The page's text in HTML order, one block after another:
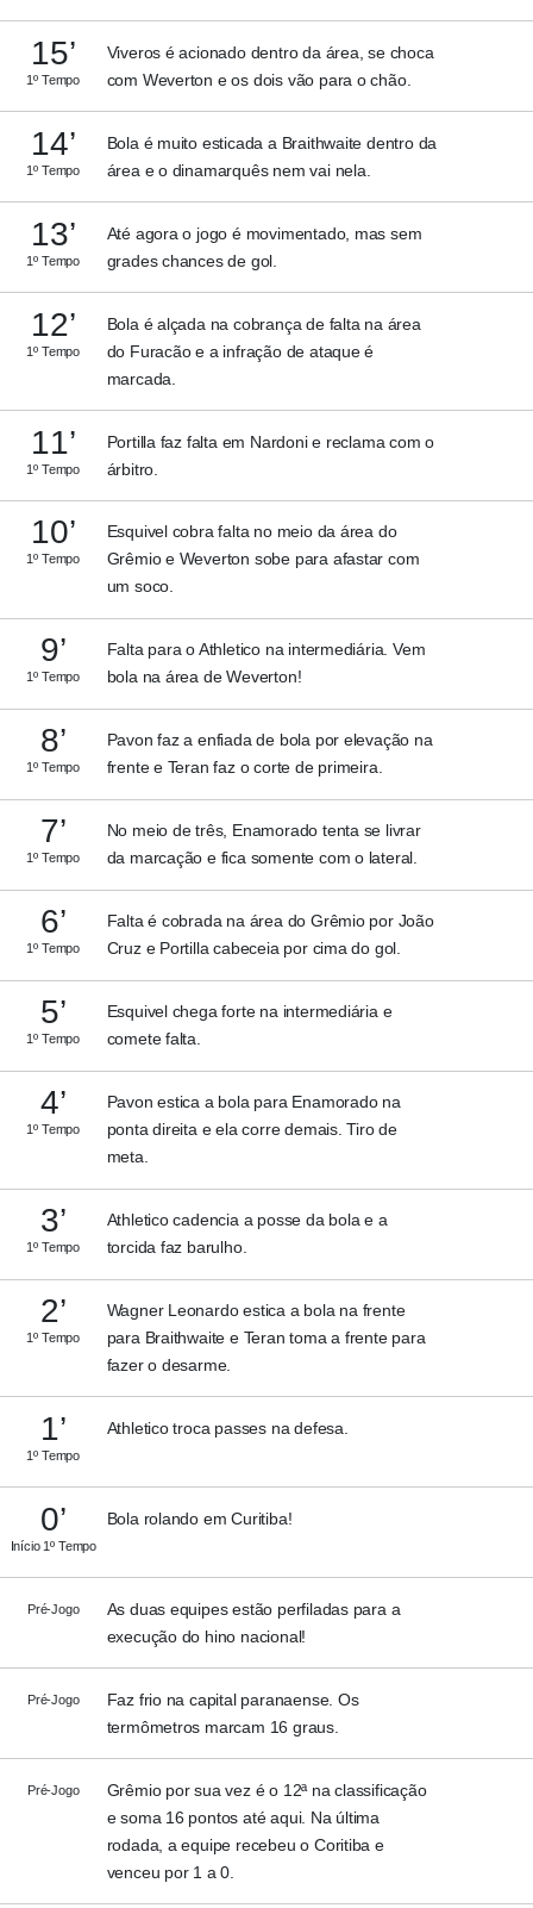
15’
1º Tempo
Viveros é acionado dentro da área, se choca
com Weverton e os dois vão para o chão.
14’
1º Tempo
Bola é muito esticada a Braithwaite dentro da
área e o dinamarquês nem vai nela.
13’
1º Tempo
Até agora o jogo é movimentado, mas sem
grades chances de gol.
12’
1º Tempo
Bola é alçada na cobrança de falta na área
do Furacão e a infração de ataque é
marcada.
11’
1º Tempo
Portilla faz falta em Nardoni e reclama com o
árbitro.
10’
1º Tempo
Esquivel cobra falta no meio da área do
Grêmio e Weverton sobe para afastar com
um soco.
9’
1º Tempo
Falta para o Athletico na intermediária. Vem
bola na área de Weverton!
8’
1º Tempo
Pavon faz a enfiada de bola por elevação na
frente e Teran faz o corte de primeira.
7’
1º Tempo
No meio de três, Enamorado tenta se livrar
da marcação e fica somente com o lateral.
6’
1º Tempo
Falta é cobrada na área do Grêmio por João
Cruz e Portilla cabeceia por cima do gol.
5’
1º Tempo
Esquivel chega forte na intermediária e
comete falta.
4’
1º Tempo
Pavon estica a bola para Enamorado na
ponta direita e ela corre demais. Tiro de
meta.
3’
1º Tempo
Athletico cadencia a posse da bola e a
torcida faz barulho.
2’
1º Tempo
Wagner Leonardo estica a bola na frente
para Braithwaite e Teran toma a frente para
fazer o desarme.
1’
1º Tempo
Athletico troca passes na defesa.
0’
Início 1º Tempo
Bola rolando em Curitiba!
Pré-Jogo
As duas equipes estão perfiladas para a
execução do hino nacional!
Pré-Jogo
Faz frio na capital paranaense. Os
termômetros marcam 16 graus.
Pré-Jogo
Grêmio por sua vez é o 12ª na classificação
e soma 16 pontos até aqui. Na última
rodada, a equipe recebeu o Coritiba e
venceu por 1 a 0.